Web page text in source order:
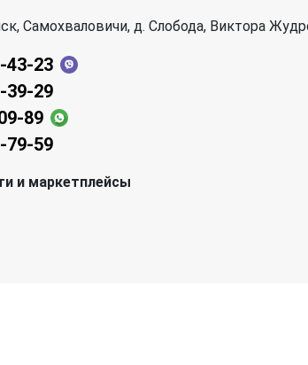
Самохваловичи, д. Слобода, Виктора
43-23
39-29
89
79-59
и маркетплейсы